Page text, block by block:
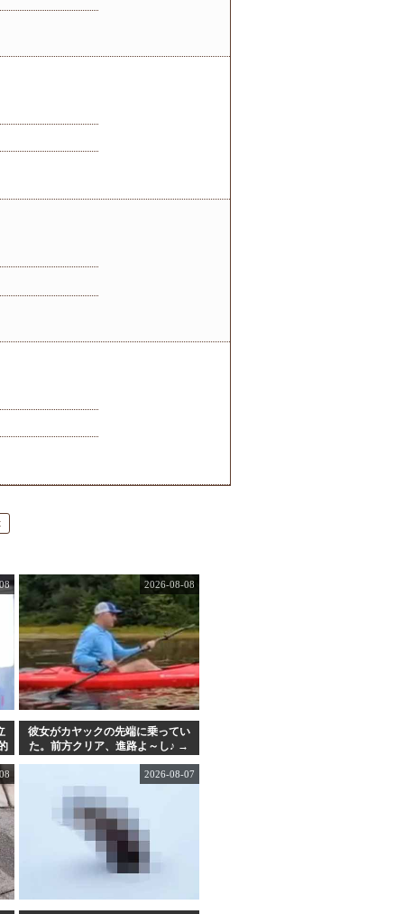
彼女がカヤックの先端に乗ってい
た。前方クリア、進路よ～し♪ →
2026-08-08
2026-08-07